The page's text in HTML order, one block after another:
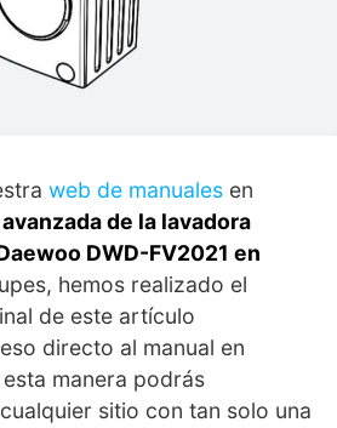
web de manuales en
de la lavadora
DWD-FV2021 en
hemos realizado el
de este artículo
directo al manual en
manera podrás
sitio con tan solo una